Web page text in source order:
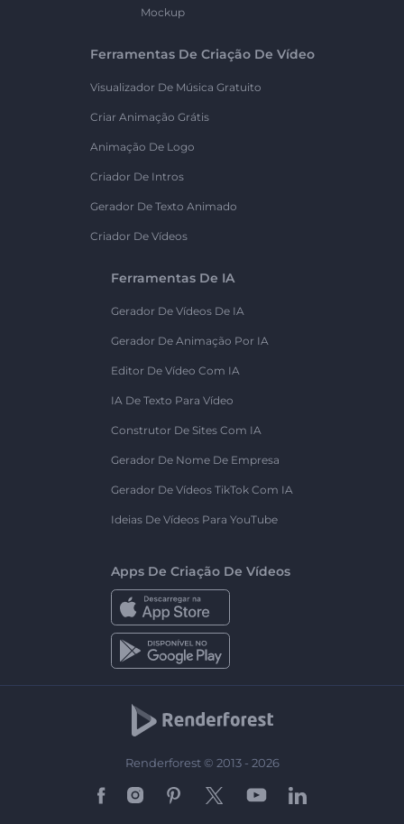
Mockup
Ferramentas De Criação De Vídeo
Visualizador De Música Gratuito
Criar Animação Grátis
Animação De Logo
Criador De Intros
Gerador De Texto Animado
Criador De Vídeos
Ferramentas De IA
Gerador De Vídeos De IA
Gerador De Animação Por IA
Editor De Vídeo Com IA
IA De Texto Para Vídeo
Construtor De Sites Com IA
Gerador De Nome De Empresa
Gerador De Vídeos TikTok Com IA
Ideias De Vídeos Para YouTube
Apps De Criação De Vídeos
Renderforest © 2013 - 2026